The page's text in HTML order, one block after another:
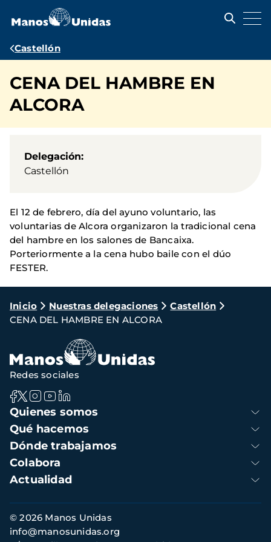
contenido
Ruta
navegación
Castellón
CENA DEL HAMBRE EN
ALCORA
Delegación
Castellón
El 12 de febrero, día del ayuno voluntario, las
voluntarias de Alcora organizaron la tradicional cena
del hambre en los salones de Bancaixa.
Porteriormente a la cena hubo baile con el dúo
FESTER.
Ruta
de
navegación
Inicio Nuestras delegaciones
Castellón
CENA DEL HAMBRE EN ALCORA
Navegación
principal
Quienes somos
Qué hacemos
Dónde trabajamos
Colabora
Actualidad
Redes sociales
Información
de
contacto
© 2026 Manos Unidas
info@manosunidas.org